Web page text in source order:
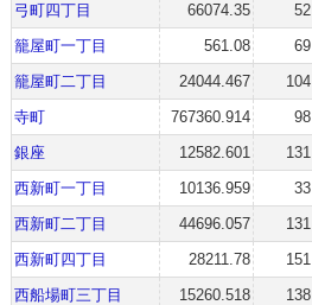
弓町四丁目
66074.35 52
籠屋町一丁目
561.08 69
籠屋町二丁目
24044.467 104
寺町
767360.914 98
銀座
12582.601 131
西新町一丁目
10136.959 33
西新町二丁目
44696.057 131
西新町四丁目
28211.78 151
西船場町三丁目
15260.518 138